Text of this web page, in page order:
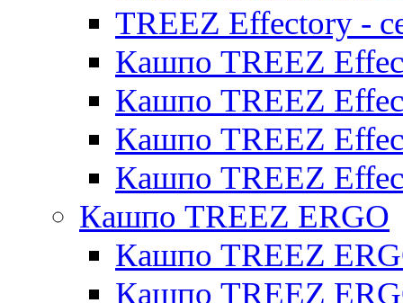
TREEZ Effectory -
Кашпо TREEZ
Кашпо TREEZ
Кашпо TREEZ
Кашпо TREEZ
Кашпо TREEZ ERGO
Кашпо TREEZ
Кашпо TREEZ